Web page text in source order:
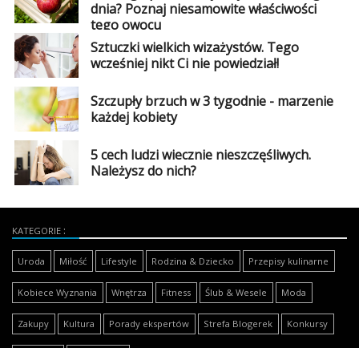
dnia? Poznaj niesamowite właściwości
tego owocu
Sztuczki wielkich wizażystów. Tego
wcześniej nikt Ci nie powiedział!
Szczupły brzuch w 3 tygodnie - marzenie
każdej kobiety
5 cech ludzi wiecznie nieszczęśliwych.
Należysz do nich?
KATEGORIE
Uroda Miłość Lifestyle Rodzina & Dziecko Przepisy kulinarne
Kobiece Wyznania Wnętrza Fitness Ślub & Wesele Moda
Zakupy Kultura Porady ekspertów Strefa Blogerek Konkursy